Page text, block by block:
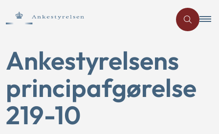
Ankestyrelsens
principafgørelse
219-10